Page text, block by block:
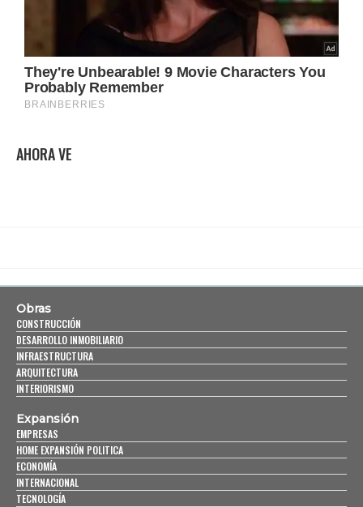
AHORA VE
Obras
CONSTRUCCIÓN
DESARROLLO INMOBILIARIO
INFRAESTRUCTURA
ARQUITECTURA
INTERIORISMO
Expansión
EMPRESAS
HOME EXPANSIÓN POLITICA
ECONOMÍA
INTERNACIONAL
TECNOLOGÍA